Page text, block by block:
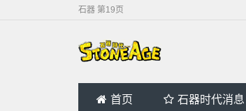
石器 第19页
首页 石器时代消息